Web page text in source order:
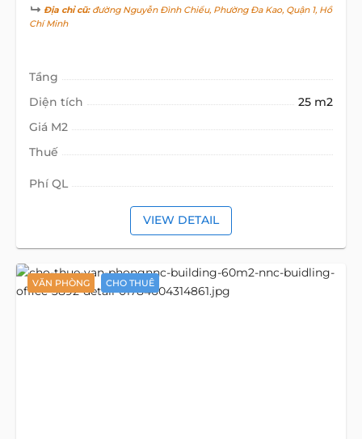
Địa chỉ cũ:đường Nguyễn Đình Chiểu, Phường Đa Kao, Quận 1, Hồ
Chí Minh
Tầng
Diện tích
25 m2
Giá M2
Thuế
Phí QL
VIEW DETAIL
VĂN PHÒNG CHO THUÊ